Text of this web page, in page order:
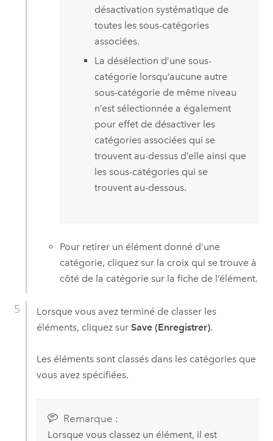
désactivation systématique de
toutes les sous-catégories
associées.
La désélection d’une sous-
catégorie lorsqu’aucune autre
sous-catégorie de même niveau
n’est sélectionnée a également
pour effet de désactiver les
catégories associées qui se
trouvent au-dessus d’elle ainsi que
les sous-catégories qui se
trouvent au-dessous.
Pour retirer un élément donné d’une
catégorie, cliquez sur la croix qui se trouve à
côté de la catégorie sur la fiche de l’élément.
Lorsque vous avez terminé de classer les
éléments, cliquez sur Save (Enregistrer).
Les éléments sont classés dans les catégories que
vous avez spécifiées.
Remarque :
Lorsque vous classez un élément, il est